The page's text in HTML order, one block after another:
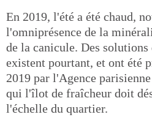
En 2019, l'été a été chaud,
l'omniprésence de la
de la canicule. Des
existent pourtant, et ont été
2019 par l'Agence
qui l'îlot de fraîcheur doit
l'échelle du quartier.